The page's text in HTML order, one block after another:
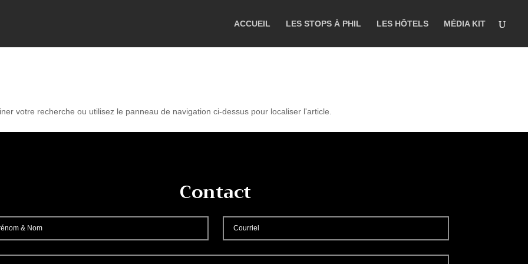
ACCUEIL LES STOPS À PHIL LES HÔTELS MÉDIA KIT
votre recherche ou utilisez le panneau de navigation ci-dessus pour localiser l'article.
Contact